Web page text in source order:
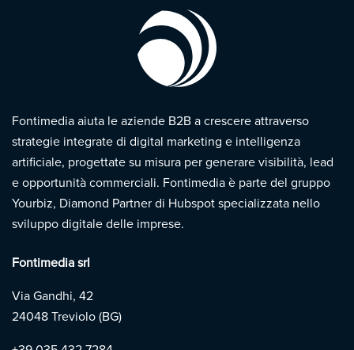
Fontimedia aiuta le aziende B2B a crescere attraverso
strategie integrate di digital marketing e intelligenza
artificiale, progettate su misura per generare visibilità, lead
e opportunità commerciali. Fontimedia è parte del gruppo
Yourbiz, Diamond Partner di Hubspot specializzata nello
sviluppo digitale delle imprese.
Fontimedia srl
Via Gandhi, 42
24048 Treviolo (BG)